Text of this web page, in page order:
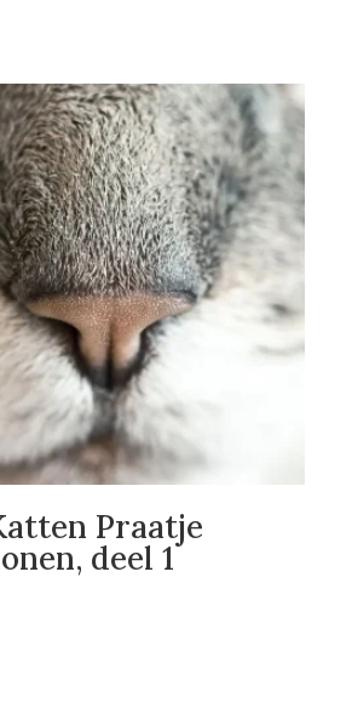
Praatje
deel 1